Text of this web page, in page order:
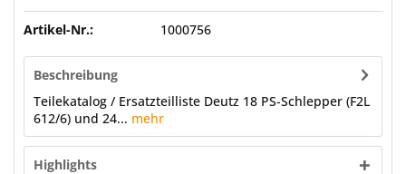
Artikel-Nr.: 1000756
Beschreibung
Teilekatalog / Ersatzteilliste Deutz 18 PS-Schlepper (F2L
612/6) und 24... mehr
Highlights